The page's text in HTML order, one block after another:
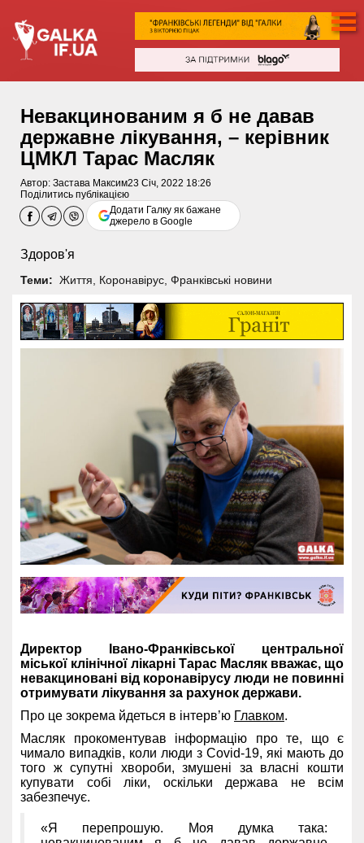
Невакцинованим я б не давав
державне лікування, – керівник
ЦМКЛ Тарас Масляк
Автор: Застава Максим23 Січ, 2022 18:26
Поділитись публікацією
Додати Галку як бажане
джерело в Google
Здоров'я
Теми: Життя Коронавірус, Франківські новини
Директор Івано-Франківської центральної
міської клінічної лікарні Тарас Масляк вважає, що
невакциновані від коронавірусу люди не повинні
отримувати лікування за рахунок держави.
Про це зокрема йдеться в інтерв’ю Главком.
Масляк прокоментував інформацію про те, що є
чимало випадків, коли люди з Covid-19, які мають до
того ж супутні хвороби, змушені за власні кошти
купувати собі ліки, оскільки держава не всім
забезпечує.
«Я перепрошую. Моя думка така: